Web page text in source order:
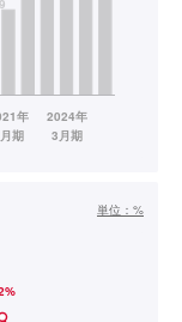
単位： %